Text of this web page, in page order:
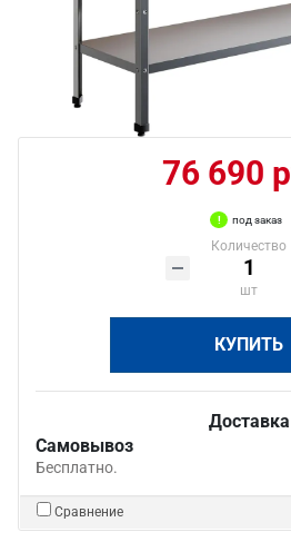
76 690
под заказ
Количество
шт
КУПИТЬ
Доставка
Самовывоз
Бесплатно.
Сравнение